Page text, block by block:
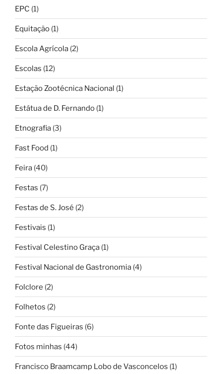
EPC (1)
Equitação (1)
Escola Agrícola (2)
Escolas (12)
Estação Zootécnica Nacional (1)
Estátua de D. Fernando (1)
Etnografia (3)
Fast Food (1)
Feira (40)
Festas (7)
Festas de S. José (2)
Festivais (1)
Festival Celestino Graça (1)
Festival Nacional de Gastronomia (4)
Folclore (2)
Folhetos (2)
Fonte das Figueiras (6)
Fotos minhas (44)
Francisco Braamcamp Lobo de Vasconcelos (1)